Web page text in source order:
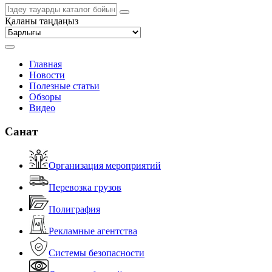
Қаланы таңдаңыз
Главная
Новости
Полезные статьи
Обзоры
Видео
Санат
Организация мероприятий
Перевозка грузов
Полиграфия
Рекламные агентства
Системы безопасности